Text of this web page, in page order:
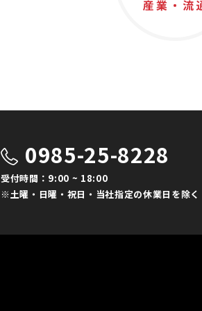
0985-25-8228
受付時間：9:00 ~ 18:00
※土曜・日曜・祝日・当社指定の休業日を除く